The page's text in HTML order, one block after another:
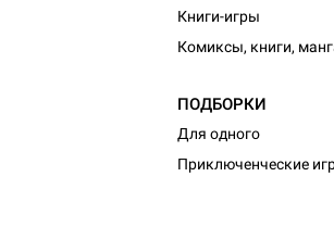
Книги-игры
Комиксы, книги,
ПОДБОРКИ
Для одного
Приключенческие
игра Hobby World Монстры